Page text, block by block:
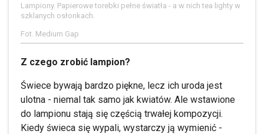
Lampiony. Papierowe torebki pełne światła - a w nich tea lighty w
szklanych osłonkach.
Fot. Medium Gap
Z czego zrobić lampion?
Świece bywają bardzo piękne, lecz ich uroda jest
ulotna - niemal tak samo jak kwiatów. Ale wstawione
do lampionu stają się częścią trwałej kompozycji.
Kiedy świeca się wypali, wystarczy ją wymienić -